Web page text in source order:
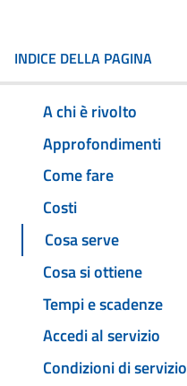
INDICE DELLA PAGINA
A chi è rivolto
Approfondimenti
Come fare
Costi
Cosa serve
Cosa si ottiene
Tempi e scadenze
Accedi al servizio
Condizioni di servizio